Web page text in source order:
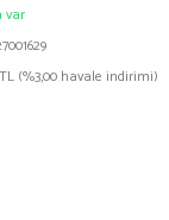
var
TL (%3,00 havale indirimi)